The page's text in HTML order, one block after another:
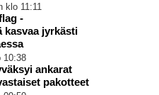
klo 11:11
-
kasvaa jyrkästi
10:38
ankarat
pakotteet